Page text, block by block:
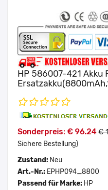
HP 586007-421 Akku
Sonderpreis: € 96.24 €
Sichere Bestellung)
Zustand: Neu
Art.-Nr.: EPHP094_8800
Passend für Marke: HP